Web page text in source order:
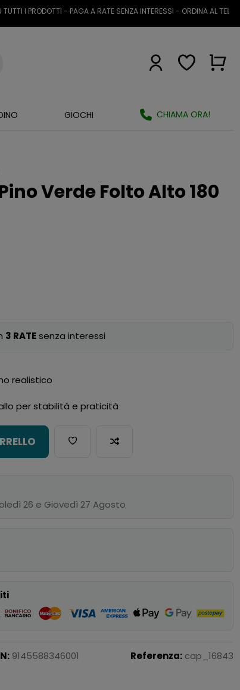
PRODOTTI - PAGA A RATE SENZA INTERESSI - ORDINA AL TELEFONO O
GIOCHI CHIAMA ORA!
Verde Folto Alto 180
3 RATEsenza interessi
realistico
per stabilità e praticità
26 e Giovedì 27 Agosto
9145588346001 Referenza: cap_16843